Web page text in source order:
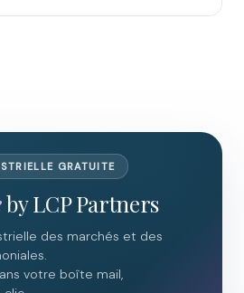
GRATUITE
by LCP Partners
des marchés et des
votre boîte mail,